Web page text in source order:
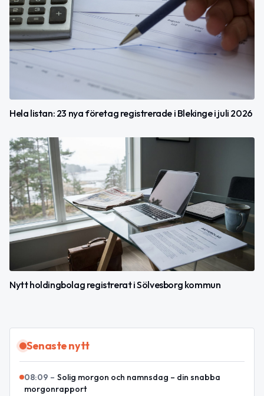
Hela listan: 23 nya företag registrerade i Blekinge i juli 2026
Nytt holdingbolag registrerat i Sölvesborg kommun
Senaste nytt
08:09 – Solig morgon och namnsdag – din snabba
morgonrapport